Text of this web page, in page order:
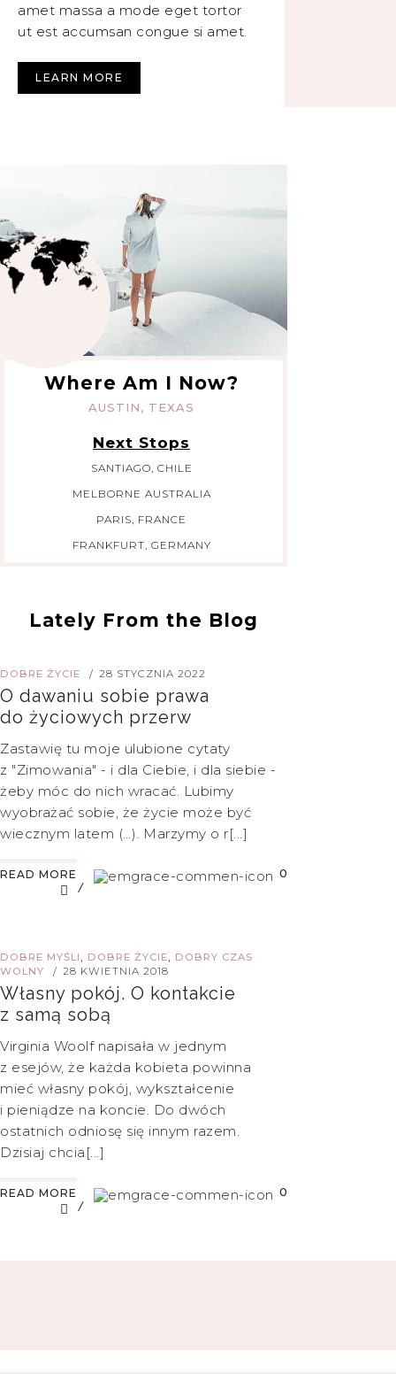
amet massa a mode eget tortor
ut est accumsan congue si amet.
LEARN MORE
Where Am I Now?
AUSTIN, TEXAS
Next Stops
SANTIAGO, CHILE
MELBORNE AUSTRALIA
PARIS, FRANCE
FRANKFURT, GERMANY
Lately From the Blog
DOBRE ŻYCIE / 28 STYCZNIA 2022
O dawaniu sobie prawa
do życiowych przerw
Zastawię tu moje ulubione cytaty
z "Zimowania" - i dla Ciebie, i dla siebie -
żeby móc do nich wracać. Lubimy
wyobrażać sobie, że życie może być
wiecznym latem (…). Marzymy o r[...]
READ MORE 0
DOBRE MYŚLI , DOBRE ŻYCIE, DOBRY CZAS
WOLNY
/ 28 KWIETNIA 2018
Własny pokój. O kontakcie
z samą sobą
Virginia Woolf napisała w jednym
z esejów, że każda kobieta powinna
mieć własny pokój, wykształcenie
i pieniądze na koncie. Do dwóch
ostatnich odniosę się innym razem.
Dzisiaj chcia[...]
READ MORE 0